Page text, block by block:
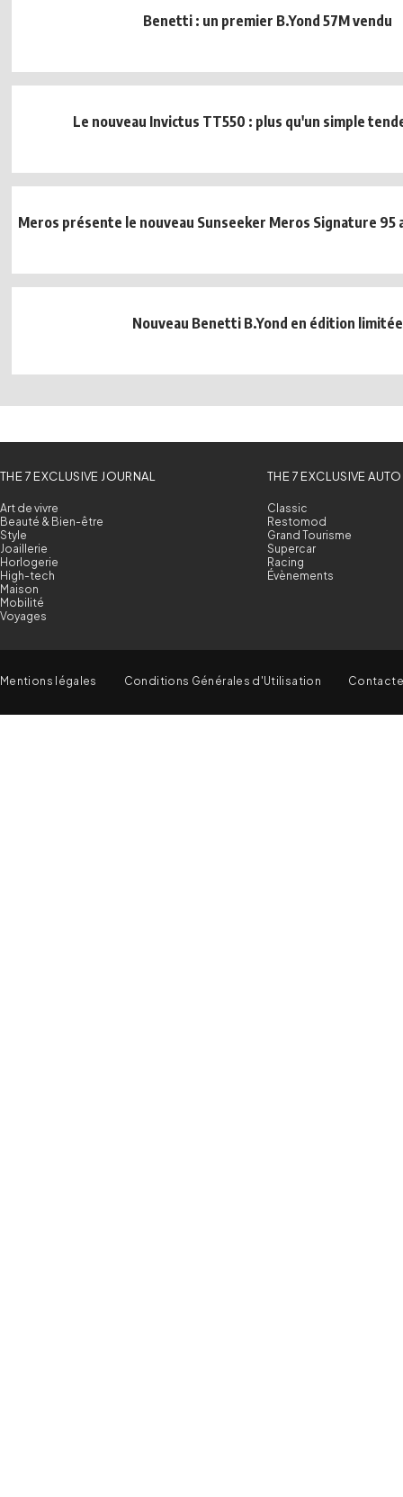
Benetti : un premier B.Yond 57M vendu
Le nouveau Invictus TT550 : plus qu'un simple
Meros présente le nouveau Sunseeker Meros Signature 95
Nouveau Benetti B.Yond en édition limitée
THE 7 EXCLUSIVE JOURNAL
Art de vivre
Beauté & Bien-être
Style
Joaillerie
Horlogerie
High-tech
Maison
Mobilité
Voyages
THE 7 EXCLUSIVE AUTO
Classic
Restomod
Grand Tourisme
Supercar
Racing
Évènements
Mentions légales Conditions Générales d'Utilisation